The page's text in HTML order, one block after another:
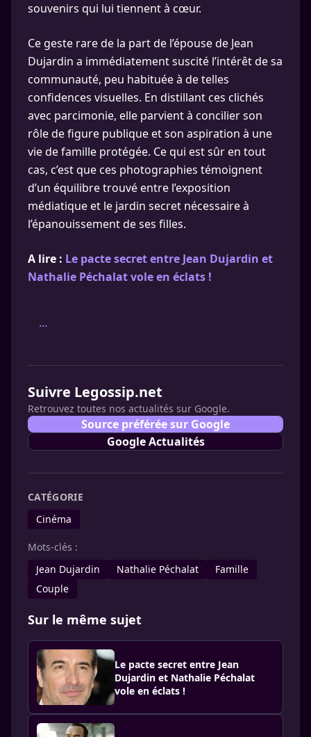
souvenirs qui lui tiennent à cœur.
Ce geste rare de la part de l’épouse de Jean
Dujardin a immédiatement suscité l’intérêt de sa
communauté, peu habituée à de telles
confidences visuelles. En distillant ces clichés
avec parcimonie, elle parvient à concilier son
rôle de figure publique et son aspiration à une
vie de famille protégée. Ce qui est sûr en tout
cas, c’est que ces photographies témoignent
d’un équilibre trouvé entre l’exposition
médiatique et le jardin secret nécessaire à
l’épanouissement de ses filles.
A lire : Le pacte secret entre Jean Dujardin et
Nathalie Péchalat vole en éclats !
...
Suivre Legossip.net
Retrouvez toutes nos actualités sur Google.
Source préférée sur Google
Google Actualités
CATÉGORIE
Cinéma
Mots-clés :
Jean Dujardin
Nathalie Péchalat
Famille
Couple
Sur le même sujet
Le pacte secret entre Jean
Dujardin et Nathalie Péchalat
vole en éclats !